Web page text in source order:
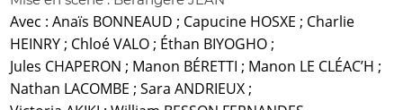
Avec : Anaïs BONNEAUD ; Capucine HOSXE ; Charlie
HEINRY ; Chloé VALO ; Éthan BIYOGHO ;
Jules CHAPERON ; Manon BÉRETTI ; Manon LE CLÉAC’H ;
Nathan LACOMBE ; Sara ANDRIEUX ;